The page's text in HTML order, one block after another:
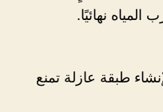
نهائيًا.
طبقة عازلة تمنع